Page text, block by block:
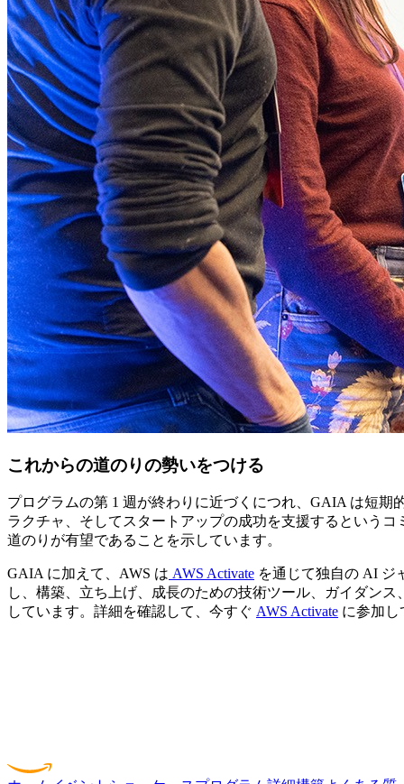
これからの道のりの勢いをつける
プログラムの第 1 週が終わりに近づくにつれ、GAIA は短
ラクチャ、そしてスタートアップの成功を支援するという
道のりが有望であることを示しています。
GAIA に加えて、AWS は AWS Activate を通じて独自の AI ジ
し、構築、立ち上げ、成長のための技術ツール、ガイダン
しています。詳細を確認して、今すぐ AWS Activate に参加し